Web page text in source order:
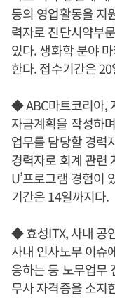
등의 영업활동을 지
력자로 진단시약부
있다. 생화학 분야
한다. 접수기간은
◆ ABC마트코리아,
자금계획을 작성하
업무를 담당할 경력
경력자로 회계 관련
U’프로그램 경험이
기간은 14일까지다.
◆ 효성ITX, 사내 공
사내 인사노무 이슈
응하는 등 노무업무
무사 자격증을 소지